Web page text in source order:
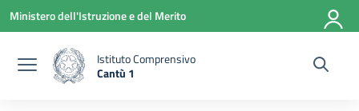
Vai ai contenuti
Vai al menu di navigazione
Vai al footer
Ministero dell'Istruzione e del Merito
Istituto Comprensivo
Cantù 1